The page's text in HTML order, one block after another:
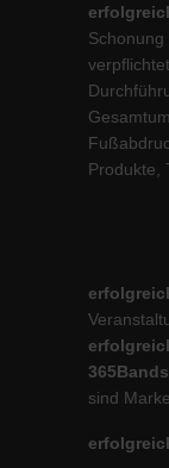
Produkte,
sind